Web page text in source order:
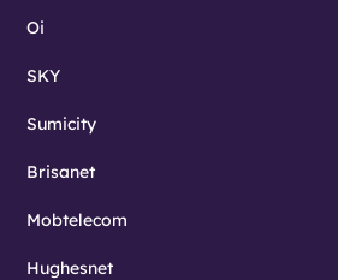
Oi
SKY
Sumicity
Brisanet
Mobtelecom
Hughesnet